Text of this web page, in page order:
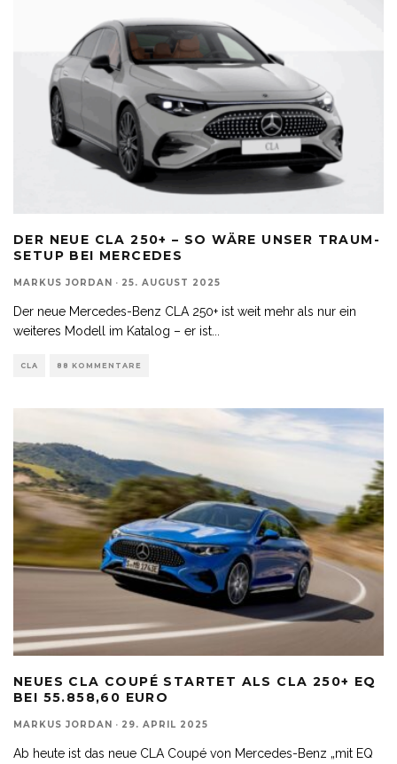
DER NEUE CLA 250+ – SO WÄRE UNSER TRAUM-
SETUP BEI MERCEDES
MARKUS JORDAN · 25. AUGUST 2025
Der neue Mercedes-Benz CLA 250+ ist weit mehr als nur ein
weiteres Modell im Katalog – er ist...
CLA 88 KOMMENTARE
NEUES CLA COUPÉ STARTET ALS CLA 250+ EQ
BEI 55.858,60 EURO
MARKUS JORDAN · 29. APRIL 2025
Ab heute ist das neue CLA Coupé von Mercedes-Benz „mit EQ